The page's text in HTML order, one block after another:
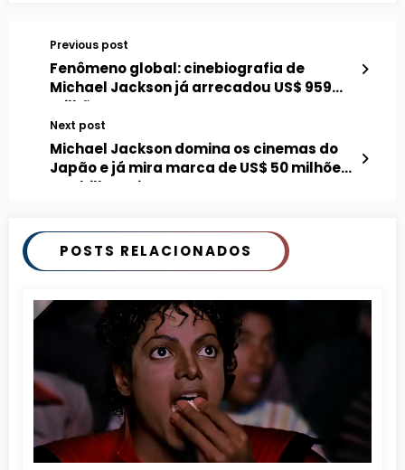
Previous post
Fenômeno global: cinebiografia de
Michael Jackson já arrecadou US$ 959
milhões
Next post
Michael Jackson domina os cinemas do
Japão e já mira marca de US$ 50 milhões
nas bilheterias
POSTS RELACIONADOS